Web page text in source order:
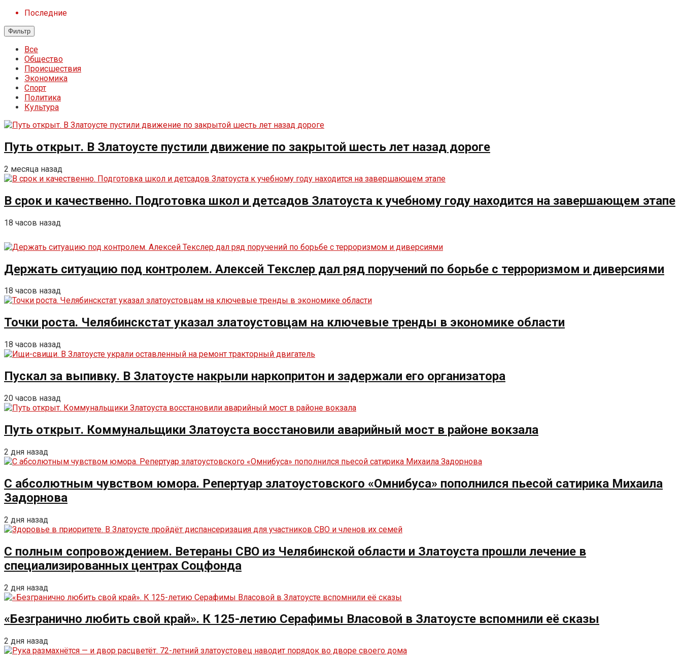
Последние
Фильтр
Все
Общество
Происшествия
Экономика
Спорт
Политика
Культура
Путь открыт. В Златоусте пустили движение по закрытой шесть лет назад дороге
2 месяца назад
В срок и качественно. Подготовка школ и детсадов Златоуста к учебному году находится на завершающем этапе
18 часов назад
Держать ситуацию под контролем. Алексей Текслер дал ряд поручений по борьбе с терроризмом и диверсиями
18 часов назад
Точки роста. Челябинскстат указал златоустовцам на ключевые тренды в экономике области
18 часов назад
Пускал за выпивку. В Златоусте накрыли наркопритон и задержали его организатора
20 часов назад
Путь открыт. Коммунальщики Златоуста восстановили аварийный мост в районе вокзала
2 дня назад
С абсолютным чувством юмора. Репертуар златоустовского «Омнибуса» пополнился пьесой сатирика Михаила
Задорнова
2 дня назад
С полным сопровождением. Ветераны СВО из Челябинской области и Златоуста прошли лечение в
специализированных центрах Соцфонда
2 дня назад
«Безгранично любить свой край». К 125-летию Серафимы Власовой в Златоусте вспомнили её сказы
2 дня назад